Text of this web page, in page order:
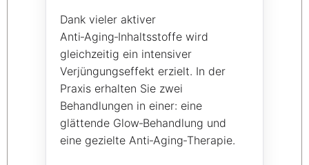
Dank vieler aktiver
Anti‑Aging‑Inhaltsstoffe wird
gleichzeitig ein intensiver
Verjüngungseffekt erzielt. In der
Praxis erhalten Sie zwei
Behandlungen in einer: eine
glättende Glow‑Behandlung und
eine gezielte Anti‑Aging‑Therapie.